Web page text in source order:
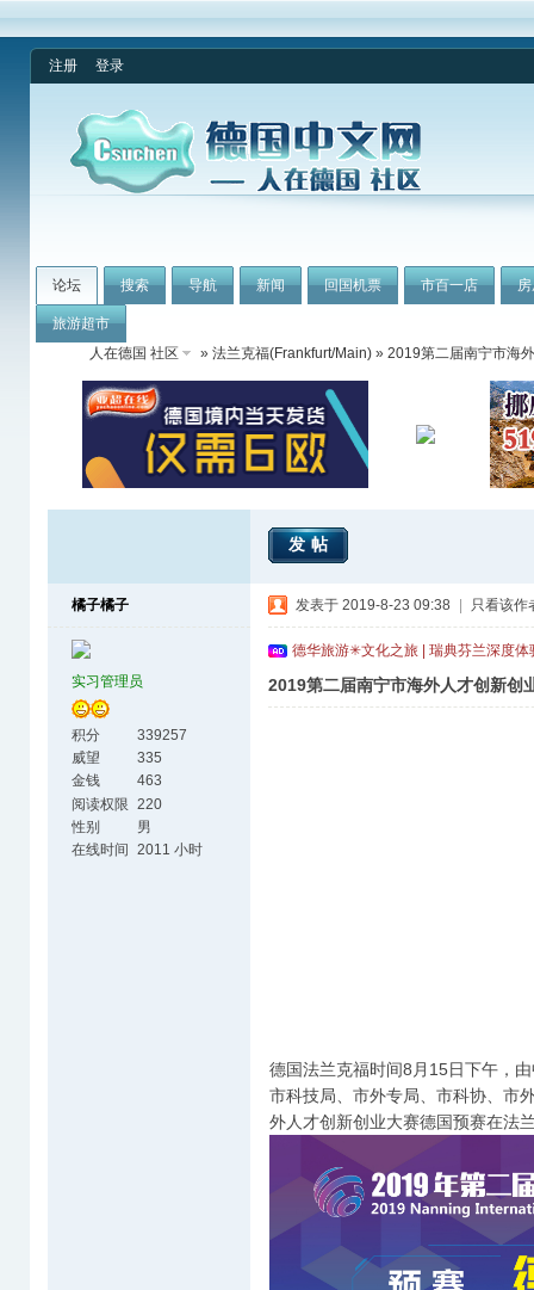
注册 登录
论坛 搜索 导航 新闻 回国机票 市百一店
旅游超市
人在德国 社区
» 法兰克福(Frankfurt/Main) » 2019第二届南宁市海
发帖
橘子橘子
实习管理员
积分
339257
威望
335
金钱
463
阅读权限 220
性别
男
在线时间
2011 小时
发表于 2019-8-23 09:38 只看该作
德华旅游✳文化之旅 | 瑞典芬兰深度
2019第二届南宁市海外人才创新创
德国法兰克福时间8月15日下午，
市科技局、市外专局、市科协、市
外人才创新创业大赛德国预赛在法